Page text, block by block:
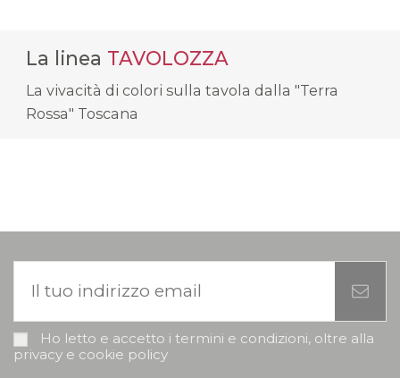
La linea TAVOLOZZA
La vivacità di colori sulla tavola dalla "Terra
Rossa" Toscana
Ho letto e accetto i termini e condizioni, oltre alla
privacy e cookie policy